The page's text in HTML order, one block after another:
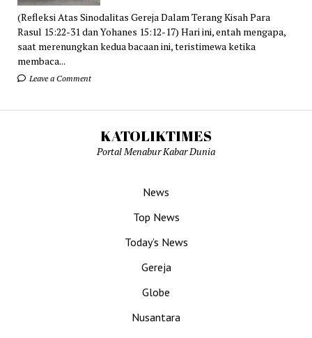
(Refleksi Atas Sinodalitas Gereja Dalam Terang Kisah Para
Rasul 15:22-31 dan Yohanes 15:12-17) Hari ini, entah mengapa,
saat merenungkan kedua bacaan ini, teristimewa ketika
membaca...
Leave a Comment
KATOLIKTIMES
Portal Menabur Kabar Dunia
News
Top News
Today’s News
Gereja
Globe
Nusantara